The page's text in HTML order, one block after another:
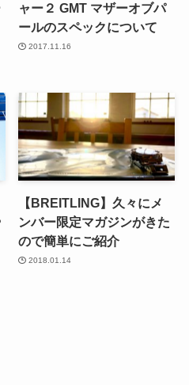
ャー２ GMT マザーオブパ
ールのスペックについて
2017.11.16
【BREITLING】久々にメ
ンバー限定マガジンがきた
ので簡単にご紹介
2018.01.14